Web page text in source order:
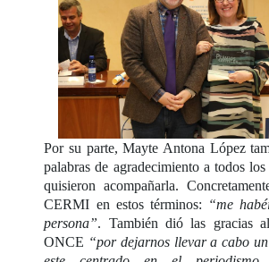
Por su parte, Mayte Antona López
palabras de agradecimiento a todos
quisieron acompañarla.
CERMI en estos términos: “me
persona”. También dió las gracias
ONCE “por dejarnos llevar a cabo